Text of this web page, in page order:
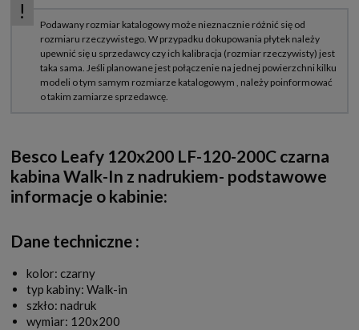
Besco Leafy 120x200 LF-120-200C czarna
kabina Walk-In z nadrukiem- podstawowe
informacje o kabinie:
Dane techniczne :
kolor: czarny
typ kabiny: Walk-in
szkło: nadruk
wymiar: 120x200